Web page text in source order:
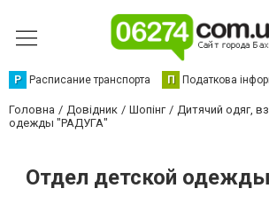
Р Расписание транспорта П Податкова
Головна Довідник Шопінг Дитячий одяг,
одежды "РАДУГА"
Отдел детской